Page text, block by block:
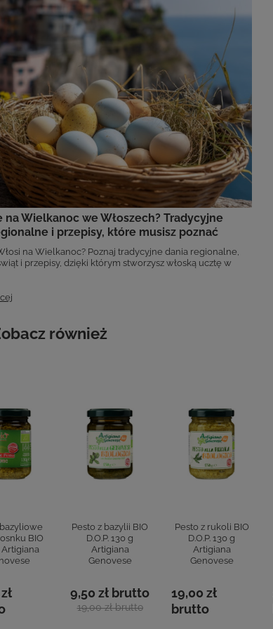
na Wielkanoc we Włoszech? Tradycyjne
i przepisy, które musisz poznać
na Wielkanoc? Poznaj tradycyjne dania regionalne,
i przepisy, dzięki którym stworzysz włoską ucztę w
również
BIO
Artigiana
Pesto z bazylii BIO
D.O.P. 130 g
Artigiana
Genovese
19,00 złbrutto
9,50 zł brutto
Pesto z rukoli BIO
D.O.P. 130 g
Artigiana
Genovese
19,00 zł
brutto